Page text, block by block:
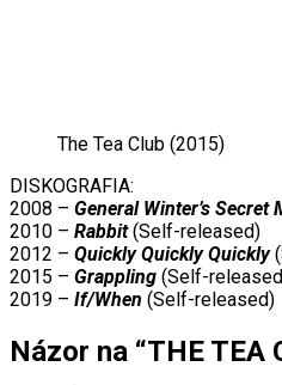
The Tea Club (2015)
DISKOGRAFIA:
2008 – General Winter’s Secret
2010 – Rabbit(Self-released)
2012 – Quickly Quickly Quickly
2015 – Grappling (Self-
2019 – If/When (Self-released)
Názor na “THE TEA